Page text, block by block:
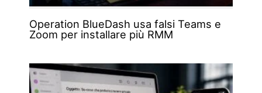
Operation BlueDash usa falsi Teams e
Zoom per installare più RMM